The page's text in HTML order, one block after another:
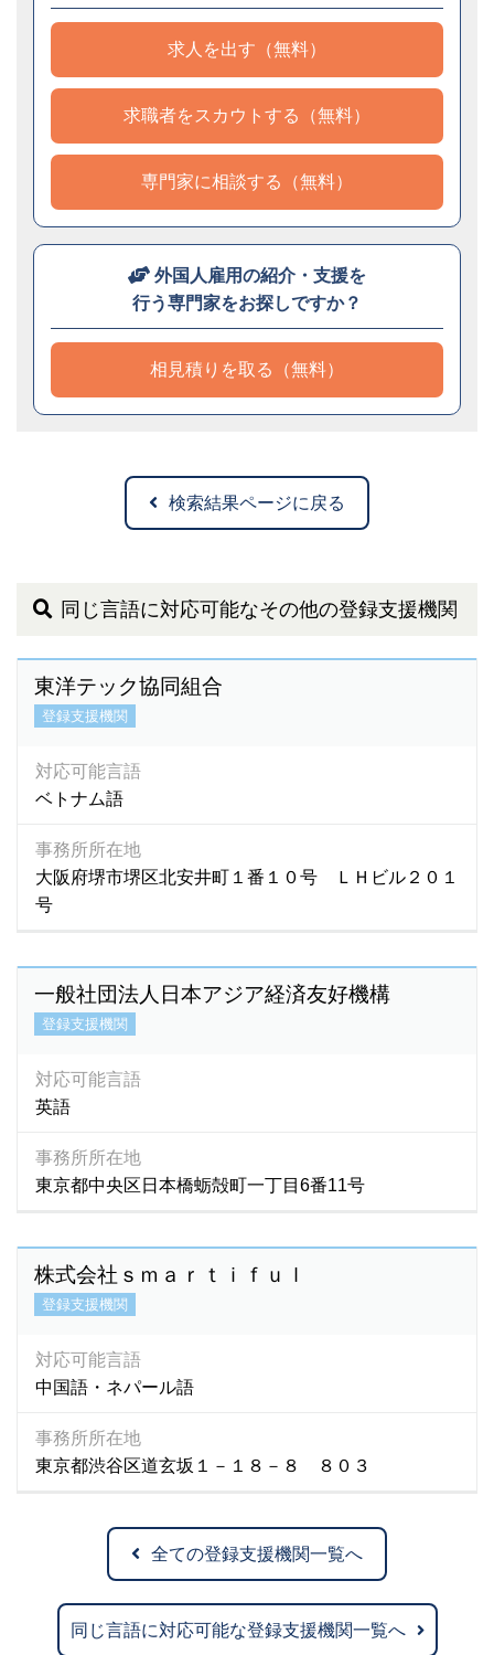
求人を出す（無料）
求職者をスカウトする（無料）
専門家に相談する（無料）
外国人雇用の紹介・支援を
行う専門家をお探しですか？
相見積りを取る（無料）
検索結果ページに戻る
同じ言語に対応可能なその他の登録支援機関
東洋テック協同組合
登録支援機関
対応可能言語
ベトナム語
事務所所在地
大阪府堺市堺区北安井町１番１０号 ＬＨビル２０１
号
一般社団法人日本アジア経済友好機構
登録支援機関
対応可能言語
英語
事務所所在地
東京都中央区日本橋蛎殻町一丁目6番11号
株式会社ｓｍａｒｔｉｆｕｌ
登録支援機関
対応可能言語
中国語・ネパール語
事務所所在地
東京都渋谷区道玄坂１－１８－８ ８０３
全ての登録支援機関一覧へ
同じ言語に対応可能な登録支援機関一覧へ